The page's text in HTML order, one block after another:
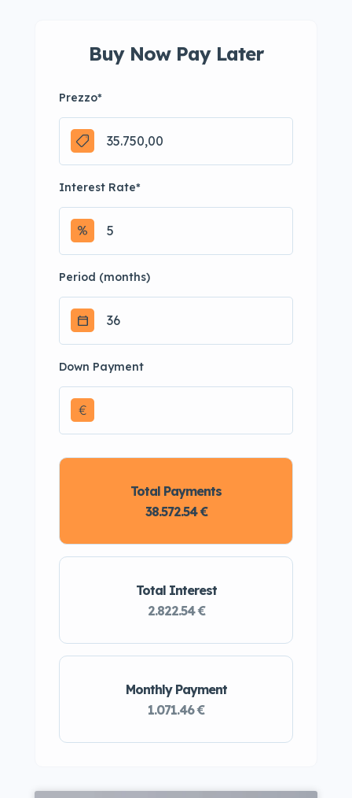
Buy Now Pay Later
Prezzo*
Interest Rate*
Period (months)
Down Payment
€
Monthly Payment
1.071.46 €
Total Interest
2.822.54 €
Total Payments
38.572.54 €